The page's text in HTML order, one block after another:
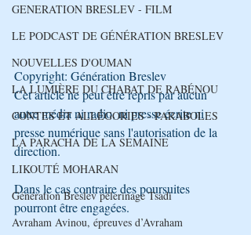
GENERATION BRESLEV - FILM
LE PODCAST DE GÉNÉRATION BRESLEV
NOUVELLES D'OUMAN
LA LUMIÈRE DU CHABAT DE RABÉNOU
CONTES ET ALLÉGORIES - PARABOLES
LA PARACHA DE LA SEMAINE
LIKOUTÉ MOHARAN
Génération Breslev pèlerinage Tsadi
Avraham Avinou, épreuves d’Avraham
Copyright: Génération Breslev
Cet article ne peut être repris par aucun
autre média ni radio, ni presse écrite ni
presse numérique sans l'autorisation de la
direction.
Dans le cas contraire des poursuites
pourront être engagées.